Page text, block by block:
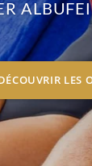
LES